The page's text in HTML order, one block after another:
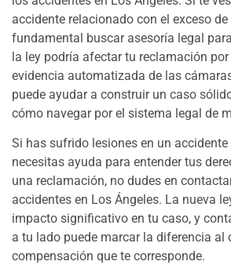
accidente relacionado con el exceso
fundamental buscar asesoría legal
la ley podría afectar tu reclamación
evidencia automatizada de las
puede ayudar a construir un caso
cómo navegar por el sistema legal de
Si has sufrido lesiones en un
necesitas ayuda para entender tus
una reclamación, no dudes en
accidentes en Los Ángeles. La nueva
impacto significativo en tu caso, y
a tu lado puede marcar la diferencia al
compensación que te corresponde.